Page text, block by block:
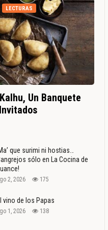
LECTURAS
Un Banquete
que surimi ni hostias…
sólo en La Cocina de
2, 2026 175
vino de los Papas
1, 2026 138